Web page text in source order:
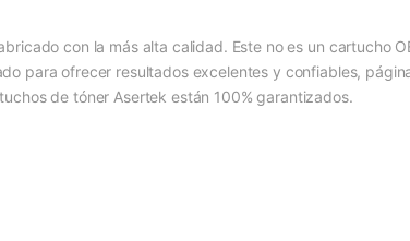
con la más alta calidad. Este no es un cartucho
para ofrecer resultados excelentes y confiables,
de tóner Asertek están 100% garantizados.